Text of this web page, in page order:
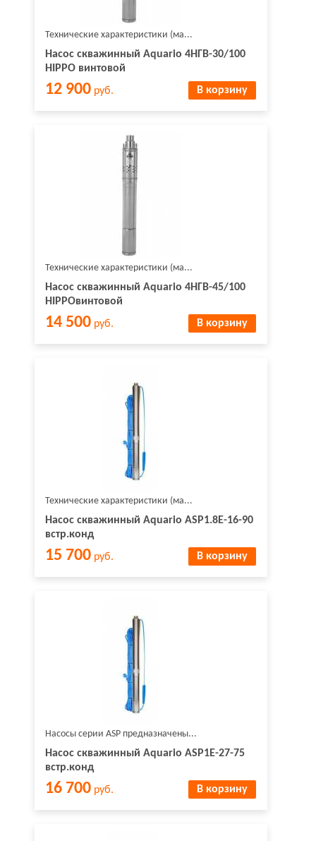
Технические характеристики (ма...
Насос скважинный Aquario 4НГВ-30/100
HIPPO винтовой
12 900 руб. В корзину
Технические характеристики (ма...
Насос скважинный Aquario 4НГВ-45/100
HIPPOвинтовой
14 500 руб. В корзину
Технические характеристики (ма...
Насос скважинный Aquario ASP1.8E-16-90
встр.конд
15 700 руб. В корзину
Насосы серии ASP предназначены...
Насос скважинный Aquario ASP1E-27-75
встр.конд
16 700 руб. В корзину